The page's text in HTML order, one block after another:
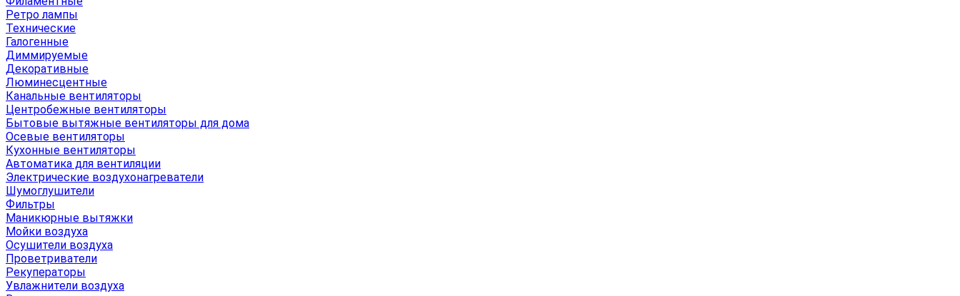
Ретро лампы
Технические
Галогенные
Диммируемые
Декоративные
Люминесцентные
Канальные вентиляторы
Центробежные вентиляторы
Бытовые вытяжные вентиляторы для дома
Осевые вентиляторы
Кухонные вентиляторы
Автоматика для вентиляции
Электрические воздухонагреватели
Шумоглушители
Фильтры
Маникюрные вытяжки
Мойки воздуха
Осушители воздуха
Проветриватели
Рекуператоры
Увлажнители воздуха